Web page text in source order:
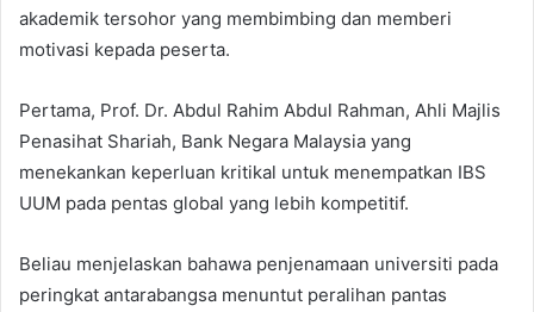
akademik tersohor yang membimbing dan memberi
motivasi kepada peserta.
Pertama, Prof. Dr. Abdul Rahim Abdul Rahman, Ahli Majlis
Penasihat Shariah, Bank Negara Malaysia yang
menekankan keperluan kritikal untuk menempatkan IBS
UUM pada pentas global yang lebih kompetitif.
Beliau menjelaskan bahawa penjenamaan universiti pada
peringkat antarabangsa menuntut peralihan pantas